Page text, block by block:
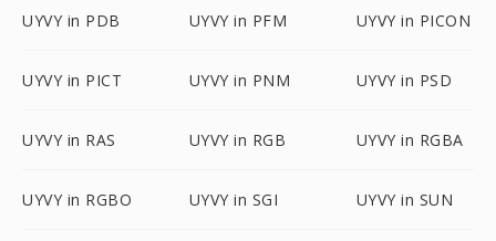
UYVY in PDB UYVY in PFM UYVY in PICON
UYVY in PICT UYVY in PNM UYVY in PSD
UYVY in RAS UYVY in RGB UYVY in RGBA
UYVY in RGBO UYVY in SGI UYVY in SUN